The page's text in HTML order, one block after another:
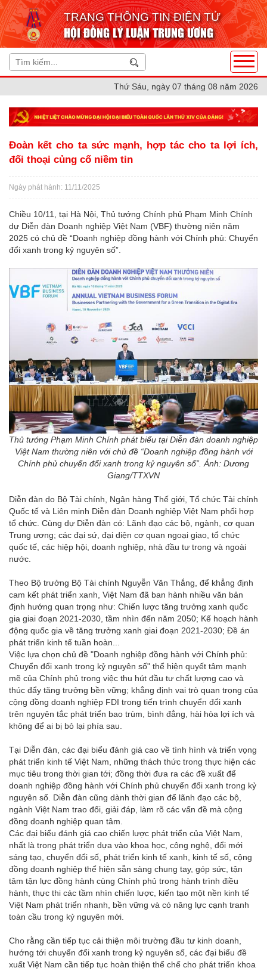
TRANG THÔNG TIN ĐIỆN TỬ
HỘI ĐỒNG LÝ LUẬN TRUNG ƯƠNG
Thứ Sáu, ngày 07 tháng 08 năm 2026
Đoàn kết cho ta sức mạnh, hợp tác cho ta lợi ích,
đối thoại củng cố niềm tin
Ngày phát hành: 11/11/2025
Chiều 10/11, tại Hà Nội, Thủ tướng Chính phủ Phạm Minh Chính
dự Diễn đàn Doanh nghiệp Việt Nam (VBF) thường niên năm
2025 có chủ đề “Doanh nghiệp đồng hành với Chính phủ: Chuyển
đổi xanh trong kỷ nguyên số”.
Thủ tướng Phạm Minh Chính phát biểu tại Diễn đàn doanh nghiệp
Việt Nam thường niên với chủ đề “Doanh nghiệp đồng hành với
Chính phủ chuyển đổi xanh trong kỷ nguyên số”. Ảnh: Dương
Giang/TTXVN
Diễn đàn do Bộ Tài chính, Ngân hàng Thế giới, Tổ chức Tài chính
Quốc tế và Liên minh Diễn đàn Doanh nghiệp Việt Nam phối hợp
tổ chức. Cùng dự Diễn đàn có: Lãnh đạo các bộ, ngành, cơ quan
Trung ương; các đại sứ, đại diện cơ quan ngoại giao, tổ chức
quốc tế, các hiệp hội, doanh nghiệp, nhà đầu tư trong và ngoài
nước.
Theo Bộ trưởng Bộ Tài chính Nguyễn Văn Thắng, để khẳng định
cam kết phát triển xanh, Việt Nam đã ban hành nhiều văn bản
định hướng quan trọng như: Chiến lược tăng trưởng xanh quốc
gia giai đoạn 2021-2030, tầm nhìn đến năm 2050; Kế hoạch hành
động quốc gia về tăng trưởng xanh giai đoạn 2021-2030; Đề án
phát triển kinh tế tuần hoàn...
Việc lựa chọn chủ đề "Doanh nghiệp đồng hành với Chính phủ:
Chuyển đổi xanh trong kỷ nguyên số" thể hiện quyết tâm mạnh
mẽ của Chính phủ trong việc thu hút đầu tư chất lượng cao và
thúc đẩy tăng trưởng bền vững; khẳng định vai trò quan trọng của
cộng đồng doanh nghiệp FDI trong tiến trình chuyển đổi xanh
trên nguyên tắc phát triển bao trùm, bình đẳng, hài hòa lợi ích và
không để ai bị bỏ lại phía sau.
Tại Diễn đàn, các đại biểu đánh giá cao về tình hình và triển vọng
phát triển kinh tế Việt Nam, những thách thức trong thực hiện các
mục tiêu trong thời gian tới; đồng thời đưa ra các đề xuất để
doanh nghiệp đồng hành với Chính phủ chuyển đổi xanh trong kỷ
nguyên số. Diễn đàn cũng dành thời gian để lãnh đạo các bộ,
ngành Việt Nam trao đổi, giải đáp, làm rõ các vấn đề mà cộng
đồng doanh nghiệp quan tâm.
Các đại biểu đánh giá cao chiến lược phát triển của Việt Nam,
nhất là trong phát triển dựa vào khoa học, công nghệ, đổi mới
sáng tạo, chuyển đổi số, phát triển kinh tế xanh, kinh tế số, cộng
đồng doanh nghiệp thể hiện sẵn sàng chung tay, góp sức, tận
tâm tận lực đồng hành cùng Chính phủ trong hành trình điều
hành, thực thi các tầm nhìn chiến lược, kiến tạo một nền kinh tế
Việt Nam phát triển nhanh, bền vững và có năng lực cạnh tranh
toàn cầu trong kỷ nguyên mới.
Cho rằng cần tiếp tục cải thiện môi trường đầu tư kinh doanh,
hướng tới chuyển đổi xanh trong kỷ nguyên số, các đại biểu đề
xuất Việt Nam cần tiếp tục hoàn thiện thể chế cho phát triển khoa